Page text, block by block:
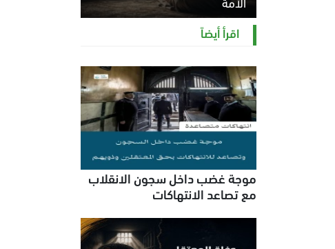
الخميس 6 أغسطس 2026 11:12 ص
اقرأ أيضاً
موجة غضب داخل سجون الانقلاب
مع تصاعد الانتهاكات